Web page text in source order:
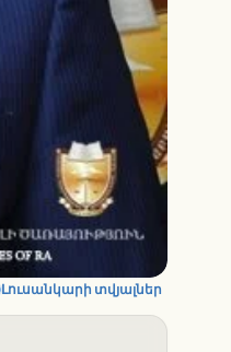
Լուսանկարի տվյալներ